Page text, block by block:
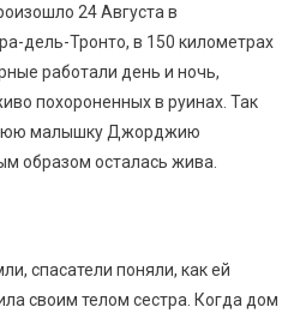
24 Августа в
дель-Тронто, в 150 километрах
работали день и ночь,
похороненных в руинах. Так
малышку Джорджию
образом осталась жива.
спасатели поняли, как ей
своим телом сестра. Когда дом